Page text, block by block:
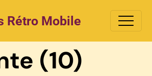
Rétro Mobile
(10)